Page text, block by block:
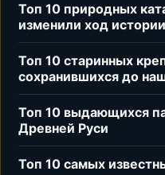
Топ 10 природных
изменили ход истории
Топ 10 старинных
сохранившихся до
Топ 10 выдающихся
Древней Руси
Топ 10 самых